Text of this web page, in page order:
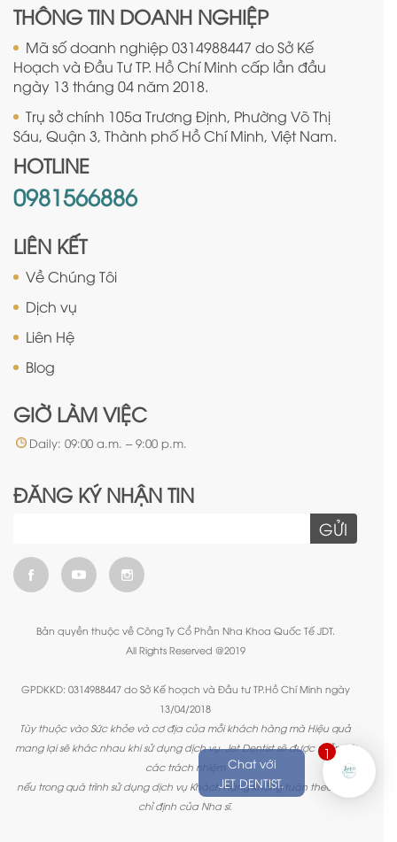
1
Chat với
JET DENTIST.
THÔNG TIN DOANH NGHIỆP
Mã số doanh nghiệp 0314988447 do Sở Kế
Hoạch và Đầu Tư TP. Hồ Chí Minh cấp lần đầu
ngày 13 tháng 04 năm 2018.
Trụ sở chính 105a Trương Định, Phường Võ Thị
Sáu, Quận 3, Thành phố Hồ Chí Minh, Việt Nam.
HOTLINE
0981566886
LIÊN KẾT
Về Chúng Tôi
Dịch vụ
Liên Hệ
Blog
GIỜ LÀM VIỆC
Daily: 09:00 a.m. – 9:00 p.m.
ĐĂNG KÝ NHẬN TIN
GỬI
Bản quyền thuộc về Công Ty Cổ Phần Nha Khoa Quốc Tế JDT.
All Rights Reserved @2019
GPDKKD: 0314988447 do Sở Kế hoạch và Đầu tư TP.Hồ Chí Minh ngày
13/04/2018
Tùy thuộc vào Sức khỏe và cơ địa của mỗi khách hàng mà Hiệu quả
mang lại sẽ khác nhau khi sử dụng dịch vụ. Jet Dentist sẽ được miễn trừ
các trách nhiệm
nếu trong quá trình sử dụng dịch vụ Khách hàng không tuân theo các
chỉ định của Nha sĩ.